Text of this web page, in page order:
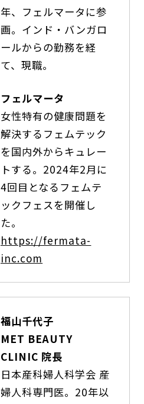
年、フェルマータに参
画。インド・バンガロ
ールからの勤務を経
て、現職。
フェルマータ
女性特有の健康問題を
解決するフェムテック
を国内外からキュレー
トする。2024年2月に
4回目となるフェムテ
ックフェスを開催し
た。
https://fermata-
inc.com
福山千代子
MET BEAUTY
CLINIC 院長
日本産科婦人科学会 産
婦人科専門医。20年以